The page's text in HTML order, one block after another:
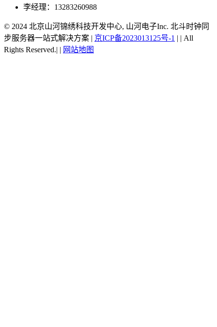
李经理：13283260988
© 2024 北京山河锦绣科技开发中心, 山河电子Inc. 北斗时钟同
步服务器一站式解决方案 | 京ICP备2023013125号-1 | | All
Rights Reserved.| | 网站地图